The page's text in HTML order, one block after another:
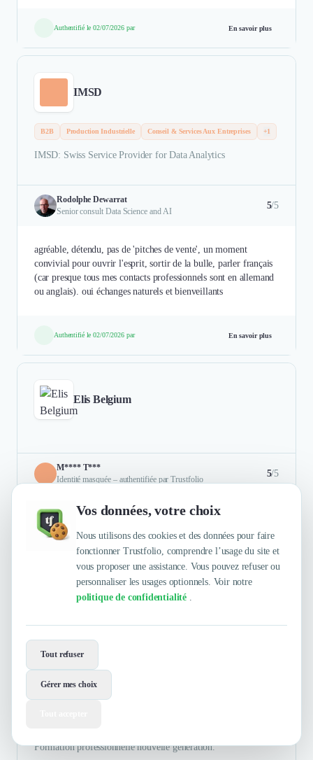
Vos données, votre choix
Nous utilisons des cookies et des données pour faire
fonctionner Trustfolio, comprendre l’usage du site et
vous proposer une assistance. Vous pouvez refuser ou
personnaliser les usages optionnels. Voir notre
politique de confidentialité .
Tout refuser
Gérer mes choix
Authentifié le 02/07/2026 par En savoir plus
IMSD
B2B Production Industrielle Conseil & Services Aux Entreprises +1
IMSD: Swiss Service Provider for Data Analytics
Rodolphe Dewarrat
Senior consult Data Science and AI
5/5
agréable, détendu, pas de 'pitches de vente', un moment
convivial pour ouvrir l'esprit, sortir de la bulle, parler français
(car presque tous mes contacts professionnels sont en allemand
ou anglais). oui échanges naturels et bienveillants
Authentifié le 02/07/2026 par En savoir plus
Elis Belgium
M**** T***
Identité masquée – authentifiée par Trustfolio
5/5
C'était super cool. Tous le monde est venue avec sa bonne
humeur et sa volonté de partagé un moment avec authenticité .
très enrichissante car cela demande de venir à une table de resto
et rencontrer des gens avec qui tu n'a aucun lien mais tu sais
que nous voulons la même chose.
Evolumii
Formation professionnelle nouvelle génération.